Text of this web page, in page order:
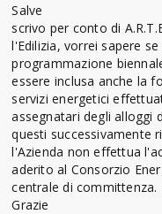
Salve
scrivo per conto di
l'Edilizia, vorrei sapere
programmazione
essere inclusa anche la
servizi energetici
assegnatari degli alloggi
questi successivamente
l'Azienda non effettua
aderito al Consorzio
centrale di committenza.
Grazie